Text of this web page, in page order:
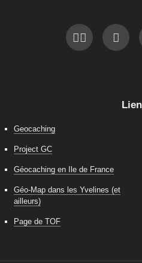
Geocaching
Project GC
Géocaching en Ile de France
Géo-Map dans les Yvelines (et
ailleurs)
Page de TOF